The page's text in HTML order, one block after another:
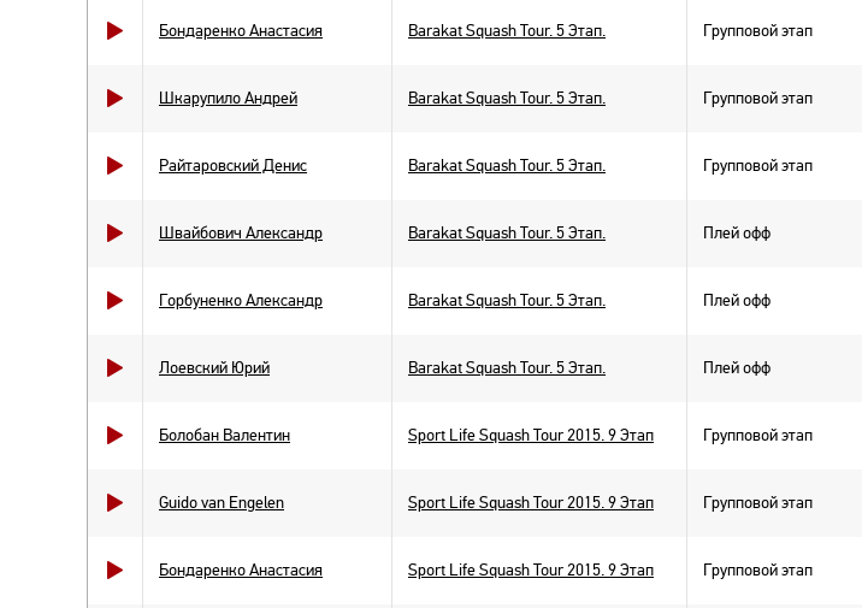
Бондаренко Анастасия Barakat Squash Tour. 5 Этап. Групповой этап
Шкарупило Андрей Barakat Squash Tour. 5 Этап. Групповой этап
Райтаровский Денис Barakat Squash Tour. 5 Этап. Групповой этап
Швайбович Александр Barakat Squash Tour. 5 Этап. Плей офф
Горбуненко Александр Barakat Squash Tour. 5 Этап. Плей офф
Лоевский Юрий Barakat Squash Tour. 5 Этап. Плей офф
Болобан Валентин Sport Life Squash Tour 2015. 9 Этап Групповой этап
Guido van Engelen Sport Life Squash Tour 2015. 9 Этап Групповой этап
Бондаренко Анастасия Sport Life Squash Tour 2015. 9 Этап Групповой этап